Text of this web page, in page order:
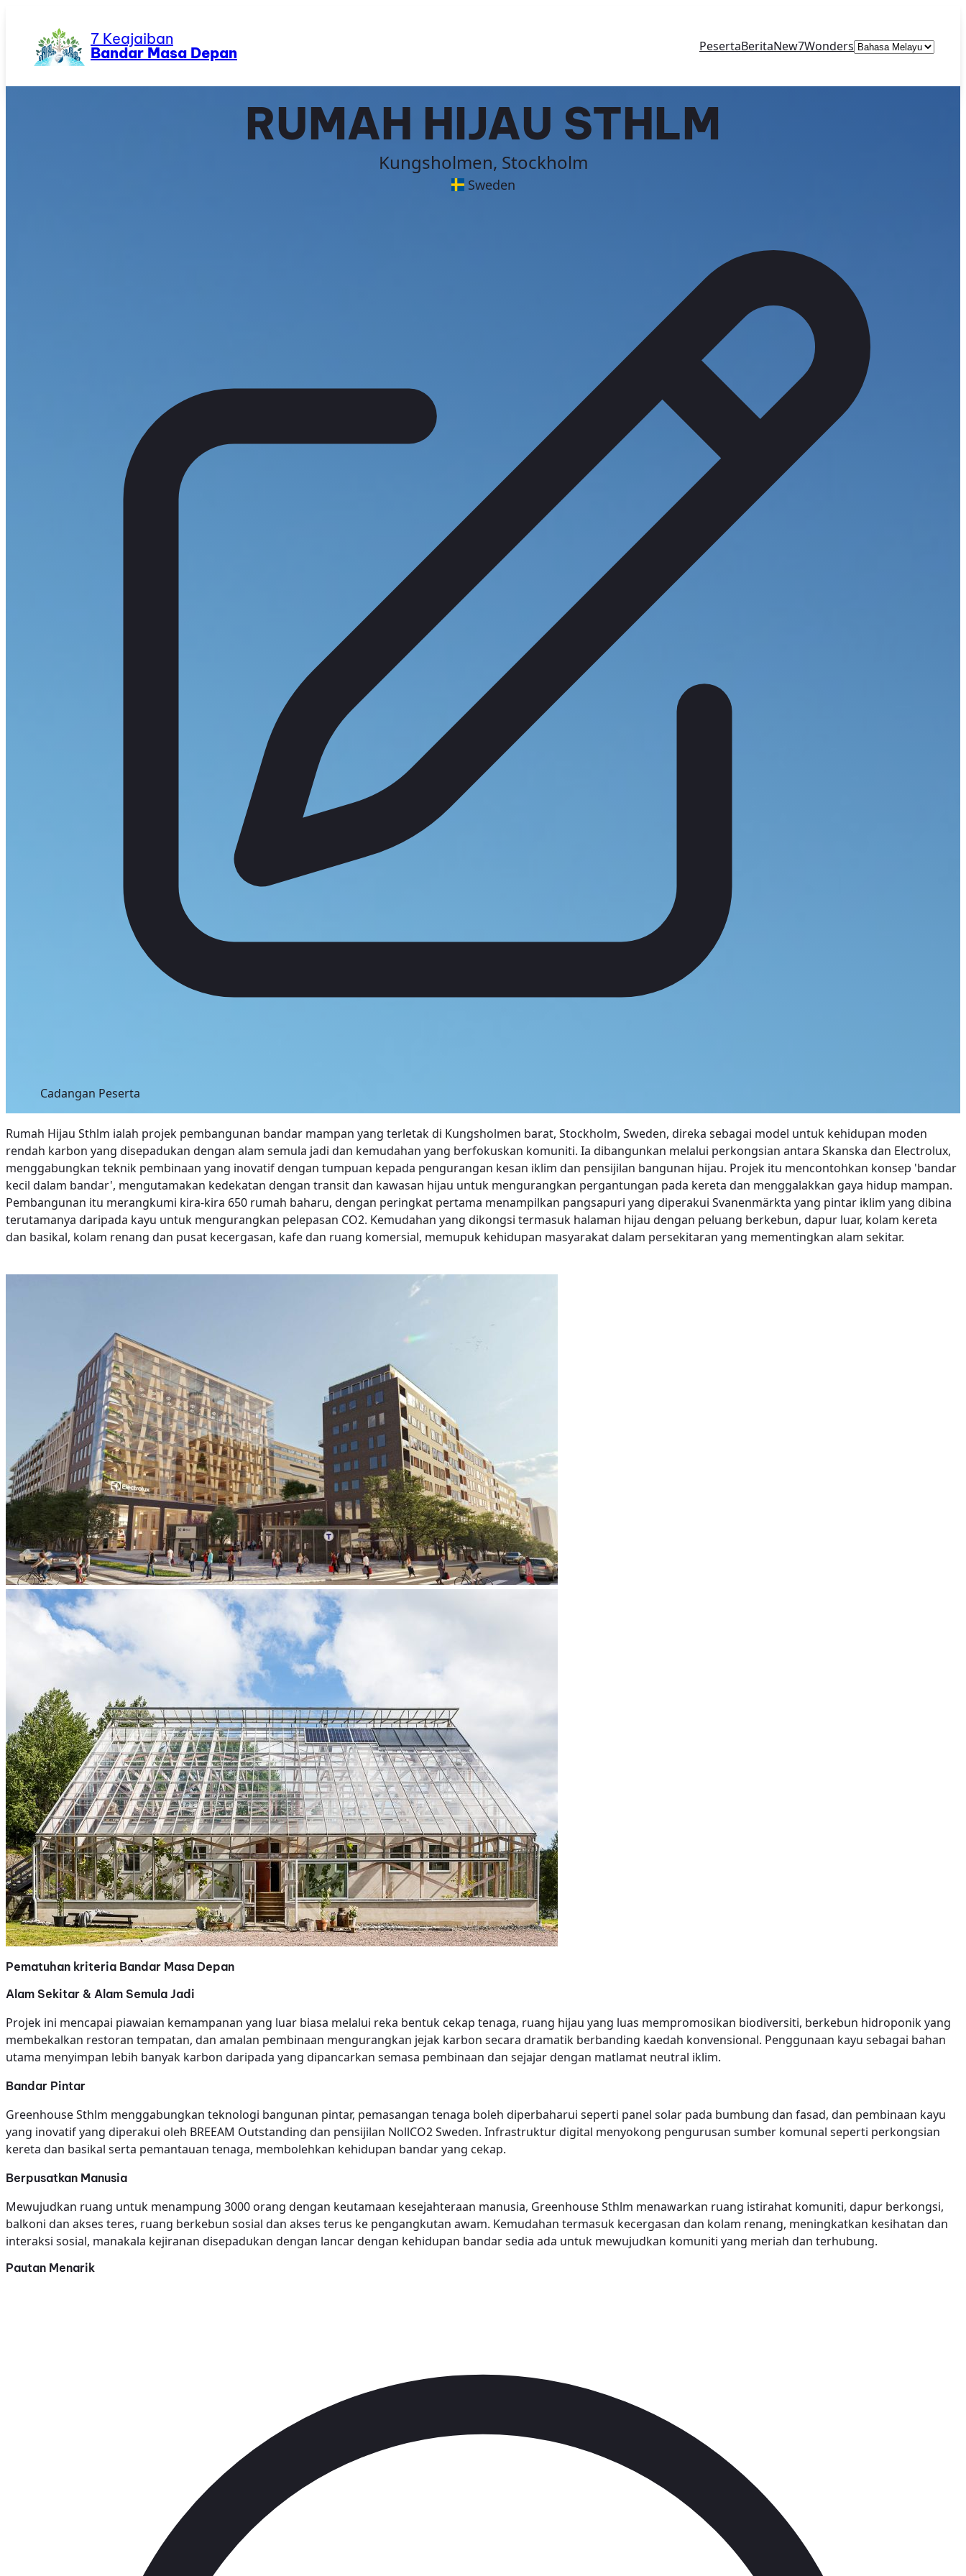
content
7 Keajaiban
Bandar Masa Depan
PesertaBeritaNew7WondersChoose
RUMAH HIJAU STHLM
Kungsholmen, Stockholm
Sweden
Cadangan Peserta
Rumah Hijau Sthlm ialah projek pembangunan bandar mampan yang terletak di Kungsholmen barat, Stockholm, Sweden, direka sebagai model untuk kehidupan moden
rendah karbon yang disepadukan dengan alam semula jadi dan kemudahan yang berfokuskan komuniti. Ia dibangunkan melalui perkongsian antara Skanska dan Electrolux,
menggabungkan teknik pembinaan yang inovatif dengan tumpuan kepada pengurangan kesan iklim dan pensijilan bangunan hijau. Projek itu mencontohkan konsep 'bandar
kecil dalam bandar', mengutamakan kedekatan dengan transit dan kawasan hijau untuk mengurangkan pergantungan pada kereta dan menggalakkan gaya hidup mampan.
Pembangunan itu merangkumi kira-kira 650 rumah baharu, dengan peringkat pertama menampilkan pangsapuri yang diperakui Svanenmärkta yang pintar iklim yang dibina
terutamanya daripada kayu untuk mengurangkan pelepasan CO2. Kemudahan yang dikongsi termasuk halaman hijau dengan peluang berkebun, dapur luar, kolam kereta
dan basikal, kolam renang dan pusat kecergasan, kafe dan ruang komersial, memupuk kehidupan masyarakat dalam persekitaran yang mementingkan alam sekitar.
Pematuhan kriteria Bandar Masa Depan
Alam Sekitar & Alam Semula Jadi
Projek ini mencapai piawaian kemampanan yang luar biasa melalui reka bentuk cekap tenaga, ruang hijau yang luas mempromosikan biodiversiti, berkebun hidroponik yang
membekalkan restoran tempatan, dan amalan pembinaan mengurangkan jejak karbon secara dramatik berbanding kaedah konvensional. Penggunaan kayu sebagai bahan
utama menyimpan lebih banyak karbon daripada yang dipancarkan semasa pembinaan dan sejajar dengan matlamat neutral iklim.
Bandar Pintar
Greenhouse Sthlm menggabungkan teknologi bangunan pintar, pemasangan tenaga boleh diperbaharui seperti panel solar pada bumbung dan fasad, dan pembinaan kayu
yang inovatif yang diperakui oleh BREEAM Outstanding dan pensijilan NollCO2 Sweden. Infrastruktur digital menyokong pengurusan sumber komunal seperti perkongsian
kereta dan basikal serta pemantauan tenaga, membolehkan kehidupan bandar yang cekap.
Berpusatkan Manusia
Mewujudkan ruang untuk menampung 3000 orang dengan keutamaan kesejahteraan manusia, Greenhouse Sthlm menawarkan ruang istirahat komuniti, dapur berkongsi,
balkoni dan akses teres, ruang berkebun sosial dan akses terus ke pengangkutan awam. Kemudahan termasuk kecergasan dan kolam renang, meningkatkan kesihatan dan
interaksi sosial, manakala kejiranan disepadukan dengan lancar dengan kehidupan bandar sedia ada untuk mewujudkan komuniti yang meriah dan terhubung.
Pautan Menarik